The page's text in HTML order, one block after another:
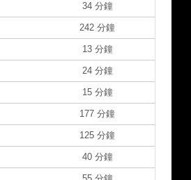
34 分鐘
242 分鐘
13 分鐘
24 分鐘
15 分鐘
177 分鐘
125 分鐘
40 分鐘